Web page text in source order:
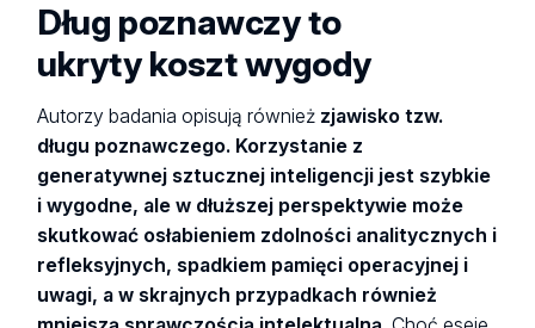
Dług poznawczy to
ukryty koszt wygody
Autorzy badania opisują również zjawisko tzw.
długu poznawczego. Korzystanie z
generatywnej sztucznej inteligencji jest szybkie
i wygodne, ale w dłuższej perspektywie może
skutkować osłabieniem zdolności analitycznych i
refleksyjnych, spadkiem pamięci operacyjnej i
uwagi, a w skrajnych przypadkach również